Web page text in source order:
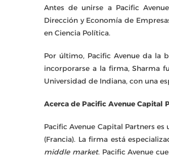
Antes de unirse a Pacific
Dirección y Economía de
en Ciencia Política.
Por último, Pacific Avenue da la
incorporarse a la firma, Sharma
Universidad de Indiana, con una
Acerca de Pacific Avenue Capital
Pacific Avenue Capital Partners
(Francia). La firma está
middle market. Pacific Avenue